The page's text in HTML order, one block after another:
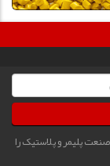
پلیمر و پلاستیک را